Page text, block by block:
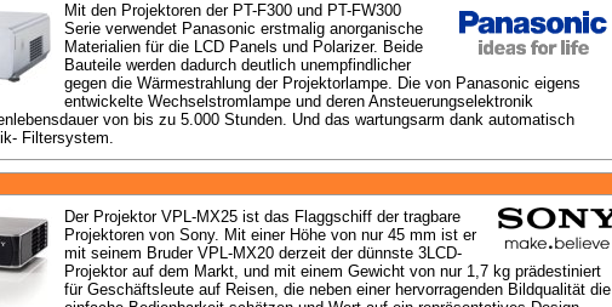
Mit den Projektoren der PT-F300 und PT-FW300
Serie verwendet Panasonic erstmalig anorganische
Materialien für die LCD Panels und Polarizer. Beide
Bauteile werden dadurch deutlich unempfindlicher
gegen die Wärmestrahlung der Projektorlampe. Die von Panasonic eigens
entwickelte Wechselstromlampe und deren Ansteuerungselektronik
von bis zu 5.000 Stunden. Und das wartungsarm dank automatisch
Filtersystem.
Der Projektor VPL-MX25 ist das Flaggschiff der tragbare
Projektoren von Sony. Mit einer Höhe von nur 45 mm ist er
mit seinem Bruder VPL-MX20 derzeit der dünnste 3LCD-
Projektor auf dem Markt, und mit einem Gewicht von nur 1,7 kg prädestiniert
für Geschäftsleute auf Reisen, die neben einer hervorragenden Bildqualität die